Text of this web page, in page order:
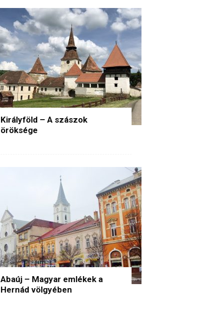
Királyföld – A szászok
öröksége
Abaúj – Magyar emlékek a
Hernád völgyében